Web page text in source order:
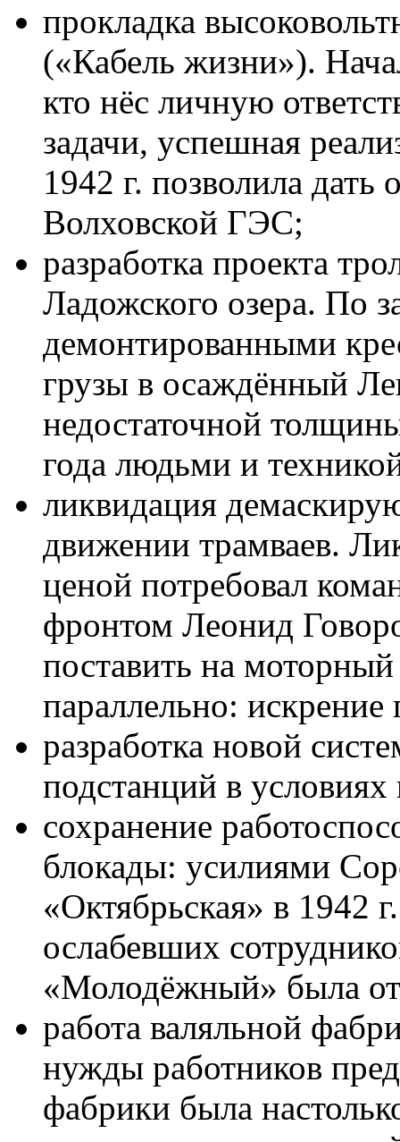
прокладка
(«Кабель жизни»).
кто нёс личную
задачи, успешная
1942 г. позволила
Волховской ГЭС;
разработка проекта
Ладожского озера. По
демонтированными
грузы в осаждённый
недостаточной
года людьми и
ликвидация
движении трамваев.
ценой потребовал
фронтом Леонид
поставить на
параллельно: искрение
разработка новой
подстанций в
сохранение
блокады: усилиями
«Октябрьская» в 1942
ослабевших
«Молодёжный» была
работа валяльной
нужды работников
фабрики была